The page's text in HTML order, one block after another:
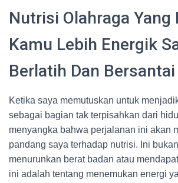
Nutrisi Olahraga Yang
Kamu Lebih Energik
Berlatih Dan Bersantai
Ketika saya memutuskan untuk
sebagai bagian tak terpisahkan dari
menyangka bahwa perjalanan ini akan
pandang saya terhadap nutrisi. Ini
menurunkan berat badan atau
ini adalah tentang menemukan energi